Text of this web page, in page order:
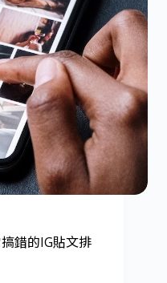
錯的IG貼文排